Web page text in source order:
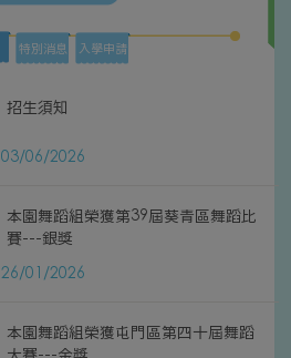
特別消息 入學申請
招生須知
03/06/2026
本園舞蹈組榮獲第39屆葵青區舞蹈比
賽---銀獎
26/01/2026
本園舞蹈組榮獲屯門區第四十屆舞蹈